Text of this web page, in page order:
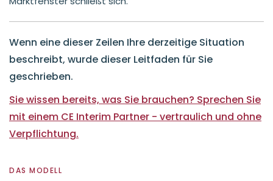
Wenn eine dieser Zeilen Ihre derzeitige Situation
beschreibt, wurde dieser Leitfaden für Sie
geschrieben.
Sie wissen bereits, was Sie brauchen? Sprechen Sie
mit einem CE Interim Partner - vertraulich und ohne
Verpflichtung.
DAS MODELL